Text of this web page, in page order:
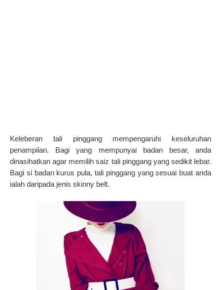
Keleberan tali pinggang mempengaruhi keseluruhan
penampilan. Bagi yang mempunyai badan besar, anda
dinasihatkan agar memilih saiz tali pinggang yang sedikit lebar.
Bagi si badan kurus pula, tali pinggang yang sesuai buat anda
ialah daripada jenis skinny belt.